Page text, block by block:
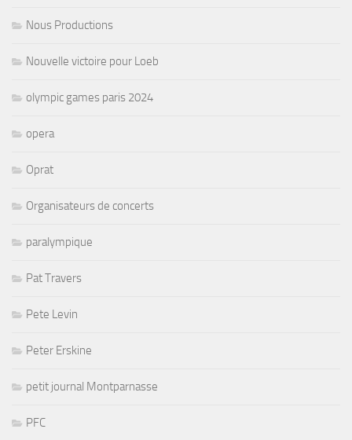
Nous Productions
Nouvelle victoire pour Loeb
olympic games paris 2024
opera
Oprat
Organisateurs de concerts
paralympique
Pat Travers
Pete Levin
Peter Erskine
petit journal Montparnasse
PFC